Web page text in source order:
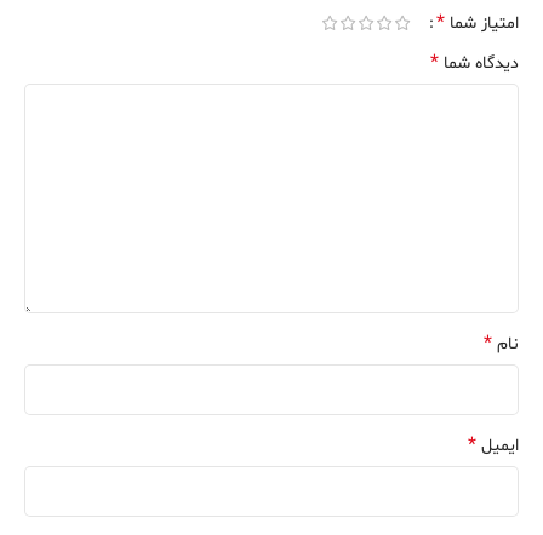
امتیاز شما *
دیدگاه شما *
نام *
ایمیل *